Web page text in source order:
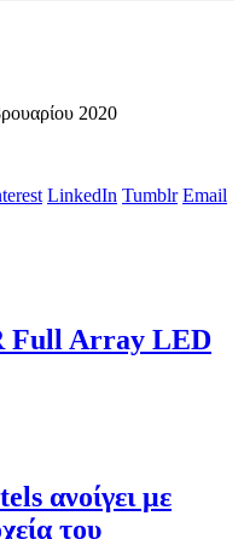
2020
LinkedIn Tumblr Email
Full Array LED
ανοίγει με
του